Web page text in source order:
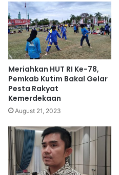
Meriahkan HUT RI Ke-78,
Pemkab Kutim Bakal Gelar
Pesta Rakyat
Kemerdekaan
August 21, 2023